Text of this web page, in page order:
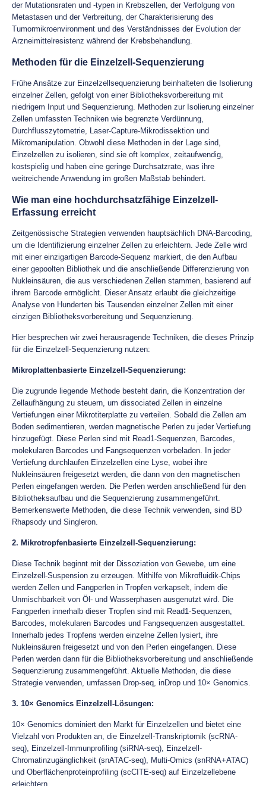
der Mutationsraten und -typen in Krebszellen, der Verfolgung von
Metastasen und der Verbreitung, der Charakterisierung des
Tumormikroenvironment und des Verständnisses der Evolution der
Arzneimittelresistenz während der Krebsbehandlung.
Methoden für die Einzelzell-Sequenzierung
Frühe Ansätze zur Einzelzellsequenzierung beinhalteten die Isolierung
einzelner Zellen, gefolgt von einer Bibliotheksvorbereitung mit
niedrigem Input und Sequenzierung. Methoden zur Isolierung einzelner
Zellen umfassten Techniken wie begrenzte Verdünnung,
Durchflusszytometrie, Laser-Capture-Mikrodissektion und
Mikromanipulation. Obwohl diese Methoden in der Lage sind,
Einzelzellen zu isolieren, sind sie oft komplex, zeitaufwendig,
kostspielig und haben eine geringe Durchsatzrate, was ihre
weitreichende Anwendung im großen Maßstab behindert.
Wie man eine hochdurchsatzfähige Einzelzell-
Erfassung erreicht
Zeitgenössische Strategien verwenden hauptsächlich DNA-Barcoding,
um die Identifizierung einzelner Zellen zu erleichtern. Jede Zelle wird
mit einer einzigartigen Barcode-Sequenz markiert, die den Aufbau
einer gepoolten Bibliothek und die anschließende Differenzierung von
Nukleinsäuren, die aus verschiedenen Zellen stammen, basierend auf
ihrem Barcode ermöglicht. Dieser Ansatz erlaubt die gleichzeitige
Analyse von Hunderten bis Tausenden einzelner Zellen mit einer
einzigen Bibliotheksvorbereitung und Sequenzierung.
Hier besprechen wir zwei herausragende Techniken, die dieses Prinzip
für die Einzelzell-Sequenzierung nutzen:
Mikroplattenbasierte Einzelzell-Sequenzierung:
Die zugrunde liegende Methode besteht darin, die Konzentration der
Zellaufhängung zu steuern, um dissociated Zellen in einzelne
Vertiefungen einer Mikrotiterplatte zu verteilen. Sobald die Zellen am
Boden sedimentieren, werden magnetische Perlen zu jeder Vertiefung
hinzugefügt. Diese Perlen sind mit Read1-Sequenzen, Barcodes,
molekularen Barcodes und Fangsequenzen vorbeladen. In jeder
Vertiefung durchlaufen Einzelzellen eine Lyse, wobei ihre
Nukleinsäuren freigesetzt werden, die dann von den magnetischen
Perlen eingefangen werden. Die Perlen werden anschließend für den
Bibliotheksaufbau und die Sequenzierung zusammengeführt.
Bemerkenswerte Methoden, die diese Technik verwenden, sind BD
Rhapsody und Singleron.
2. Mikrotropfenbasierte Einzelzell-Sequenzierung:
Diese Technik beginnt mit der Dissoziation von Gewebe, um eine
Einzelzell-Suspension zu erzeugen. Mithilfe von Mikrofluidik-Chips
werden Zellen und Fangperlen in Tropfen verkapselt, indem die
Unmischbarkeit von Öl- und Wasserphasen ausgenutzt wird. Die
Fangperlen innerhalb dieser Tropfen sind mit Read1-Sequenzen,
Barcodes, molekularen Barcodes und Fangsequenzen ausgestattet.
Innerhalb jedes Tropfens werden einzelne Zellen lysiert, ihre
Nukleinsäuren freigesetzt und von den Perlen eingefangen. Diese
Perlen werden dann für die Bibliotheksvorbereitung und anschließende
Sequenzierung zusammengeführt. Aktuelle Methoden, die diese
Strategie verwenden, umfassen Drop-seq, inDrop und 10× Genomics.
3. 10× Genomics Einzelzell-Lösungen:
10× Genomics dominiert den Markt für Einzelzellen und bietet eine
Vielzahl von Produkten an, die Einzelzell-Transkriptomik (scRNA-
seq), Einzelzell-Immunprofiling (siRNA-seq), Einzelzell-
Chromatinzugänglichkeit (snATAC-seq), Multi-Omics (snRNA+ATAC)
und Oberflächenproteinprofiling (scCITE-seq) auf Einzelzellebene
erleichtern.